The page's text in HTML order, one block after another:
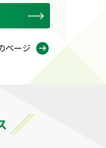
ページ